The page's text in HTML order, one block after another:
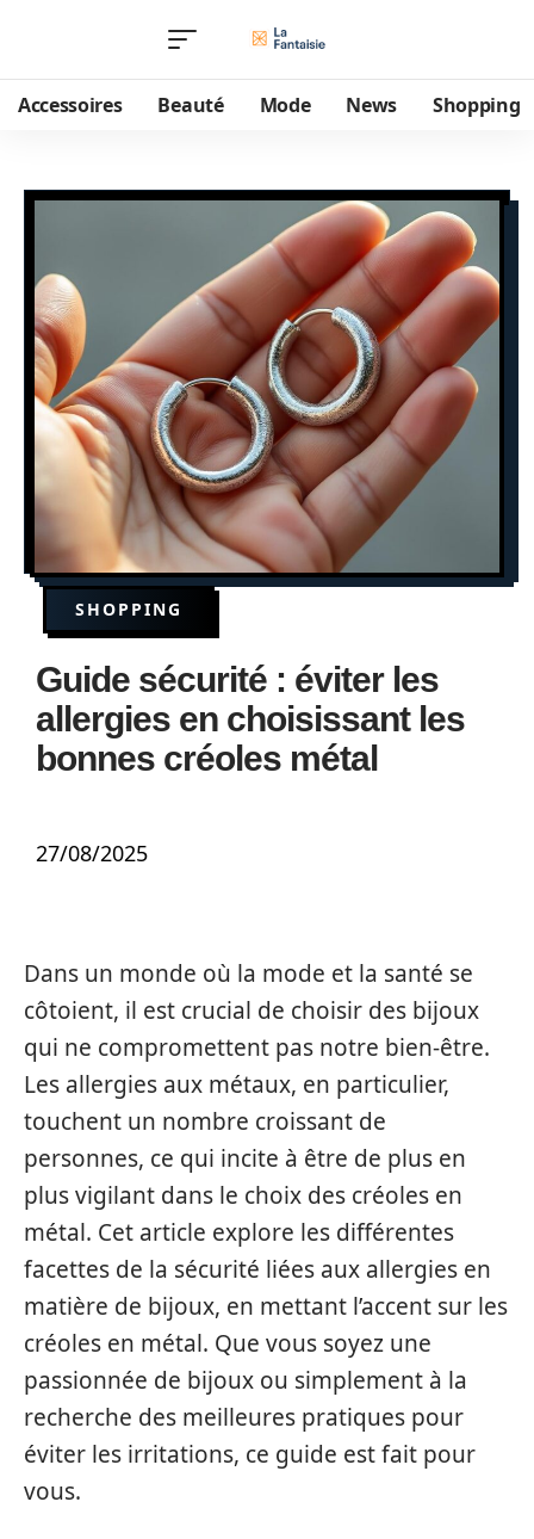
Accessoires Beauté Mode News Shopping
SHOPPING
Guide sécurité : éviter les
allergies en choisissant les
bonnes créoles métal
27/08/2025
Dans un monde où la mode et la santé se
côtoient, il est crucial de choisir des bijoux
qui ne compromettent pas notre bien-être.
Les allergies aux métaux, en particulier,
touchent un nombre croissant de
personnes, ce qui incite à être de plus en
plus vigilant dans le choix des créoles en
métal. Cet article explore les différentes
facettes de la sécurité liées aux allergies en
matière de bijoux, en mettant l’accent sur les
créoles en métal. Que vous soyez une
passionnée de bijoux ou simplement à la
recherche des meilleures pratiques pour
éviter les irritations, ce guide est fait pour
vous.